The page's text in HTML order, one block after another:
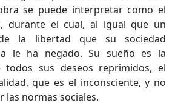
se puede interpretar como el
durante el cual, al igual que un
la libertad que su sociedad
le ha negado. Su sueño es la
todos sus deseos reprimidos, el
que es el inconsciente, y no
las normas sociales.